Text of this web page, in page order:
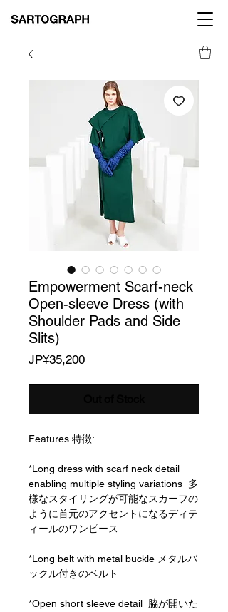
Empowerment Scarf-neck
Open-sleeve Dress (with
Shoulder Pads and Side
Slits)
JP¥35,200Price
Features 特徴:
*Long dress with scarf neck detail
enabling multiple styling variations 多
様なスタイリングが可能なスカーフの
ように首元のアクセントになるディテ
ィールのワンピース
*Long belt with metal buckle メタルバ
ックル付きのベルト
*Open short sleeve detail 脇が開いた